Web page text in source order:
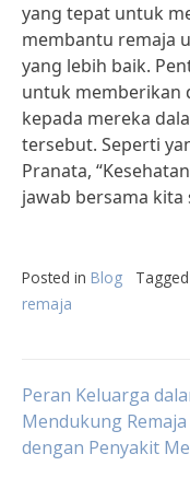
yang tepat untuk
membantu remaja
yang lebih baik.
untuk memberikan
kepada mereka
tersebut. Seperti
Pranata,
jawab bersama kita
Posted in Blog Tagged
remaja
Post
Peran Keluarga
Mendukung Remaja
dengan Penyakit